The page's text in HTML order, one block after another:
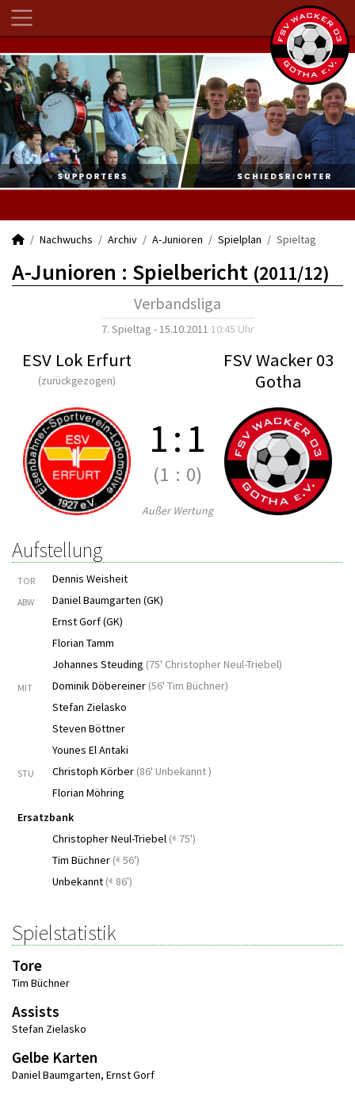
Nachwuchs Archiv A-Junioren Spielplan Spieltag
A-Junioren : Spielbericht (2011/12)
Verbandsliga
7. Spieltag - 15.10.2011 10:45 Uhr
ESV Lok Erfurt
(zurückgezogen)
FSV Wacker 03
Gotha
1:1
(1 : 0)
Außer Wertung
Aufstellung
TOR Dennis Weisheit
ABW
Daniel Baumgarten (GK)
Ernst Gorf (GK)
Florian Tamm
Johannes Steuding (75' Christopher Neul-Triebel)
MIT Dominik Döbereiner (56' Tim Büchner)
Stefan Zielasko
Steven Böttner
Younes El Antaki
STU Christoph Körber (86' Unbekannt)
Florian Möhring
Ersatzbank
Christopher Neul-Triebel ( 75')
Tim Büchner ( 56')
Unbekannt ( 86')
Spielstatistik
Tore
Tim Büchner
Assists
Stefan Zielasko
Gelbe Karten
Daniel Baumgarten, Ernst Gorf